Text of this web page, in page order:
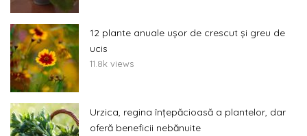
12 plante anuale ușor de crescut și greu de
ucis
11.8k views
Urzica, regina înțepăcioasă a plantelor, dar
oferă beneficii nebănuite